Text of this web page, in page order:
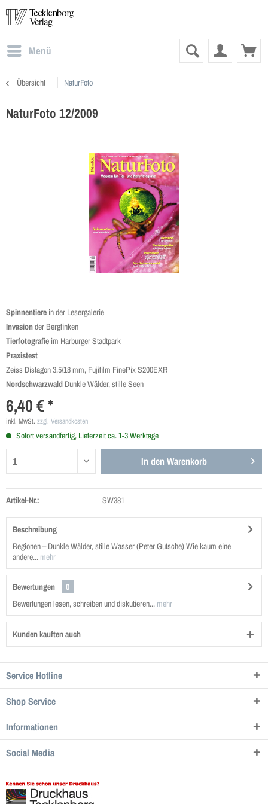
Menü
Übersicht NaturFoto
NaturFoto 12/2009
Spinnentiere in der Lesergalerie
Invasionder Bergfinken
Tierfotografie im Harburger Stadtpark
Praxistest
Zeiss Distagon 3,5/18 mm, Fujifilm FinePix S200EXR
Nordschwarzwald Dunkle Wälder, stille Seen
6,40 € *
inkl. MwSt. zzgl. Versandkosten
Sofort versandfertig, Lieferzeit ca. 1-3 Werktage
In den Warenkorb
Artikel-Nr.: SW381
Beschreibung
Regionen – Dunkle Wälder, stille Wasser (Peter Gutsche) Wie kaum eine
andere... mehr
Bewertungen
0
Bewertungen lesen, schreiben und diskutieren... mehr
Kunden kauften auch
Service Hotline
Shop Service
Informationen
Social Media